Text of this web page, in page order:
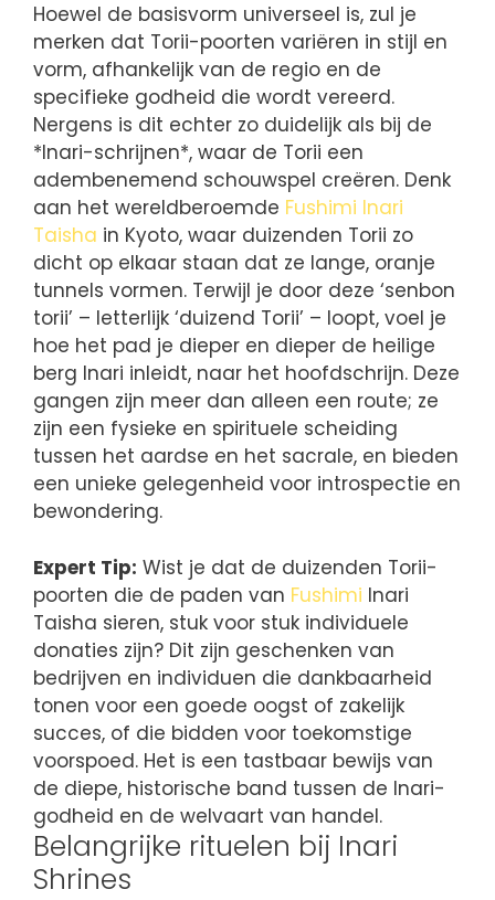
Hoewel de basisvorm universeel is, zul je
merken dat Torii-poorten variëren in stijl en
vorm, afhankelijk van de regio en de
specifieke godheid die wordt vereerd.
Nergens is dit echter zo duidelijk als bij de
*Inari-schrijnen*, waar de Torii een
adembenemend schouwspel creëren. Denk
aan het wereldberoemde Fushimi Inari
Taisha in Kyoto, waar duizenden Torii zo
dicht op elkaar staan dat ze lange, oranje
tunnels vormen. Terwijl je door deze ‘senbon
torii’ – letterlijk ‘duizend Torii’ – loopt, voel je
hoe het pad je dieper en dieper de heilige
berg Inari inleidt, naar het hoofdschrijn. Deze
gangen zijn meer dan alleen een route; ze
zijn een fysieke en spirituele scheiding
tussen het aardse en het sacrale, en bieden
een unieke gelegenheid voor introspectie en
bewondering.
Expert Tip: Wist je dat de duizenden Torii-
poorten die de paden van Fushimi Inari
Taisha sieren, stuk voor stuk individuele
donaties zijn? Dit zijn geschenken van
bedrijven en individuen die dankbaarheid
tonen voor een goede oogst of zakelijk
succes, of die bidden voor toekomstige
voorspoed. Het is een tastbaar bewijs van
de diepe, historische band tussen de Inari-
godheid en de welvaart van handel.
Belangrijke rituelen bij Inari
Shrines